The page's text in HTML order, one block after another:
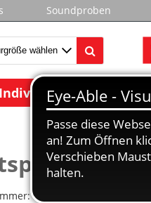
Soundproben
Individuelle Modelle
ET59828-126